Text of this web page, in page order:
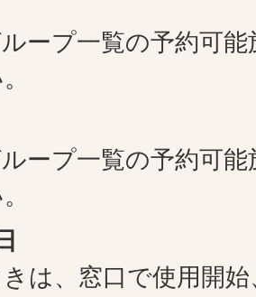
ープ一覧の予約可
ープ一覧の予約可
は、窓口で使用開